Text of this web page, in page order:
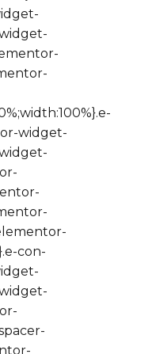
widget-
con-